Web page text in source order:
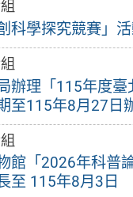
科學探究競賽」
辦理「115年度臺
至115年8月27日
館「2026年科普
至 115年8月3日